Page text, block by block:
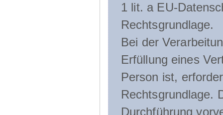
1 lit. a EU-
Rechtsgrundlage.
Bei der
Erfüllung eines
Person ist,
Rechtsgrundlage.
Durchführung